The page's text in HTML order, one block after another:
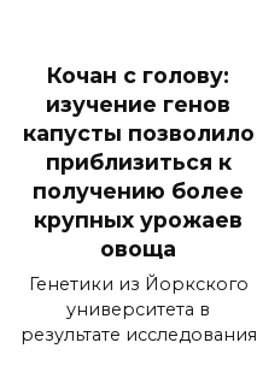
Кочан с голову:
изучение генов
капусты позволило
приблизиться к
получению более
крупных урожаев
овоща
Генетики из Йоркского
университета в
результате исследования